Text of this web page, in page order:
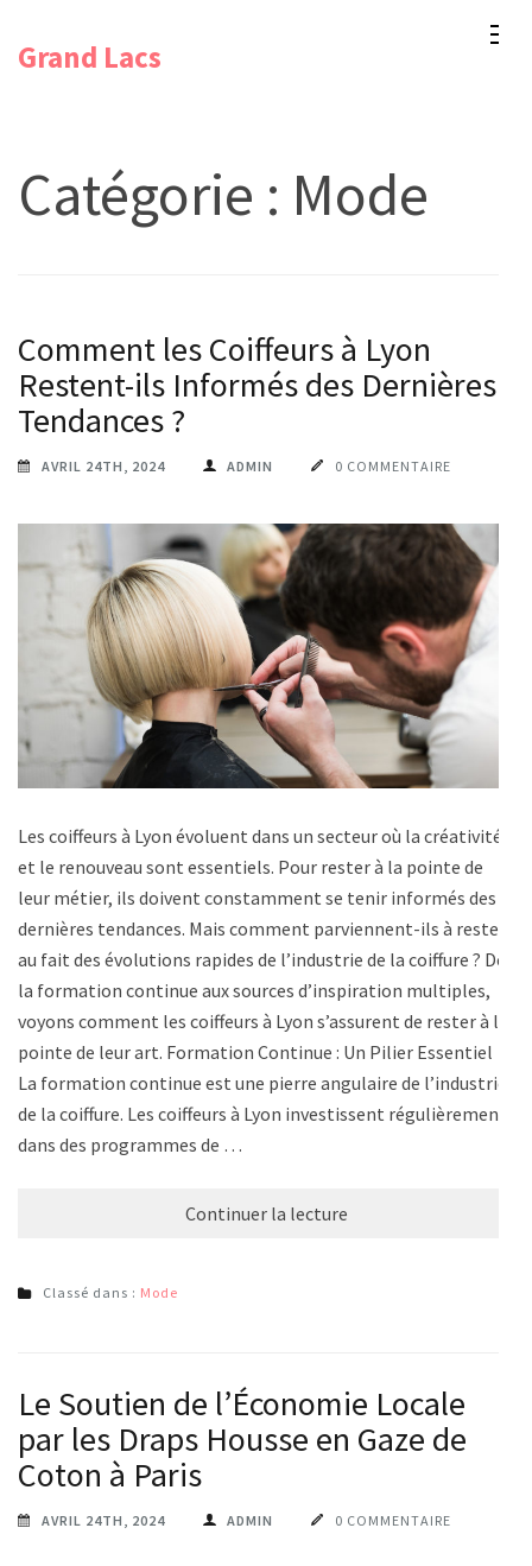
Grand Lacs
Catégorie : Mode
Comment les Coiffeurs à Lyon
Restent-ils Informés des Dernières
Tendances ?
AVRIL 24TH, 2024 ADMIN 0 COMMENTAIRE
Les coiffeurs à Lyon évoluent dans un secteur où la créativité
et le renouveau sont essentiels. Pour rester à la pointe de
leur métier, ils doivent constamment se tenir informés des
dernières tendances. Mais comment parviennent-ils à rester
au fait des évolutions rapides de l’industrie de la coiffure ? De
la formation continue aux sources d’inspiration multiples,
voyons comment les coiffeurs à Lyon s’assurent de rester à la
pointe de leur art. Formation Continue : Un Pilier Essentiel
La formation continue est une pierre angulaire de l’industrie
de la coiffure. Les coiffeurs à Lyon investissent régulièrement
dans des programmes de …
Continuer la lecture
Classé dans : Mode
Le Soutien de l’Économie Locale
par les Draps Housse en Gaze de
Coton à Paris
AVRIL 24TH, 2024 ADMIN 0 COMMENTAIRE